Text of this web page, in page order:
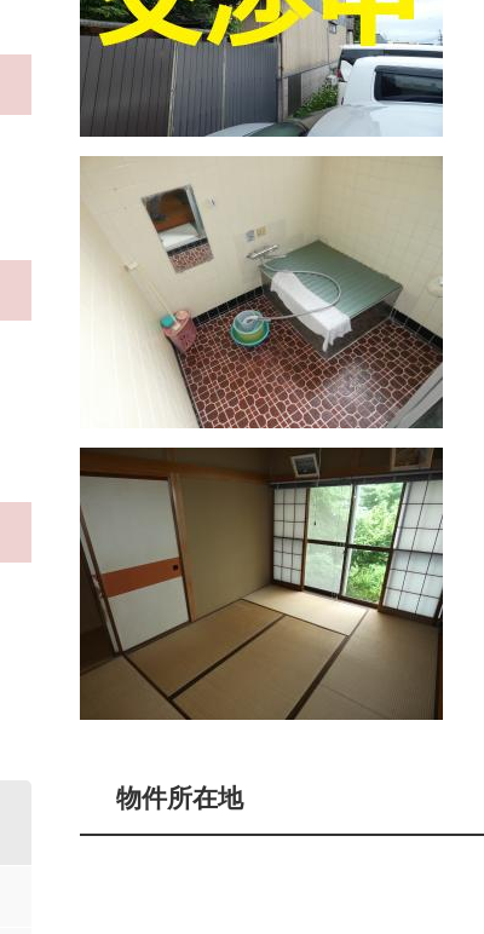
物件所在地